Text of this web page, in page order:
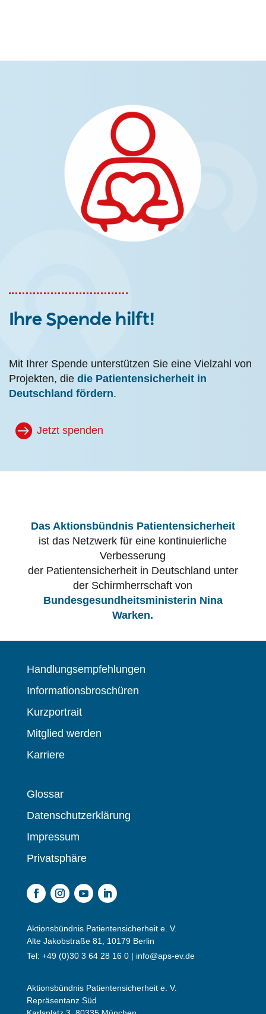
Ihre Spende hilft!
Mit Ihrer Spende unterstützen Sie eine Vielzahl von
Projekten, die die Patientensicherheit in
Deutschland fördern.
Jetzt spenden
Das Aktionsbündnis Patientensicherheit
ist das Netzwerk für eine kontinuierliche
Verbesserung
der Patientensicherheit in Deutschland unter
der Schirmherrschaft von
Bundesgesundheitsministerin Nina
Warken.
Handlungsempfehlungen
Informationsbroschüren
Kurzportrait
Mitglied werden
Karriere
Glossar
Datenschutzerklärung
Impressum
Privatsphäre
Aktionsbündnis Patientensicherheit e. V.
Alte Jakobstraße 81, 10179 Berlin
Tel: +49 (0)30 3 64 28 16 0 | info@aps-ev.de
Aktionsbündnis Patientensicherheit e. V.
Repräsentanz Süd